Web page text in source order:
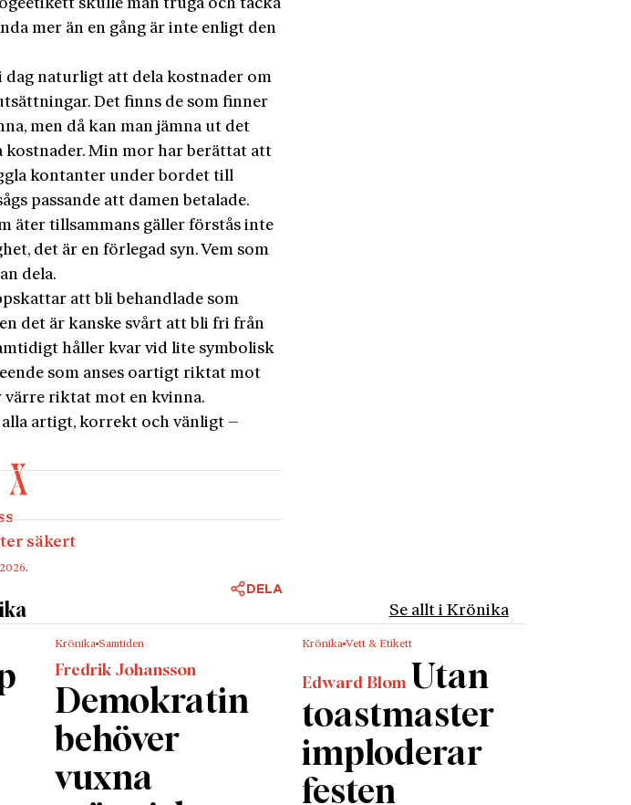
skulle man truga och tacka
mer än en gång är inte enligt den
dag naturligt att dela kostnader om
Det finns de som finner
men då kan man jämna ut det
kostnader. Min mor har berättat att
kontanter under bordet till
passande att damen betalade.
äter tillsammans gäller förstås inte
det är en förlegad syn. Vem som
dela.
att bli behandlade som
det är kanske svårt att bli fri från
håller kvar vid lite symbolisk
som anses oartigt riktat mot
värre riktat mot en kvinna.
artigt, korrekt och vänligt –
säkert
.
DELA
Se allt i Krönika
Krönika Samtiden
Fredrik Johansson
Demokratin
behöver
vuxna
Krönika Vett & Etikett
Edward Blom Utan
toastmaster
imploderar
festen